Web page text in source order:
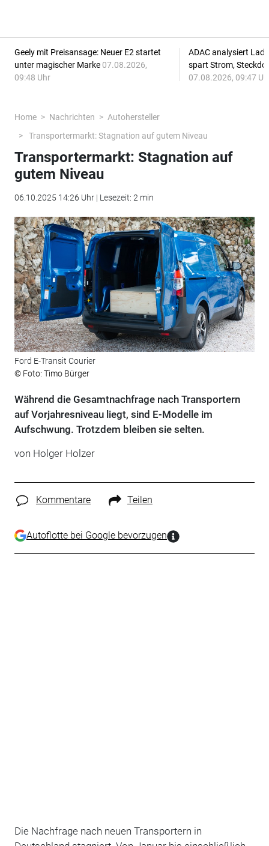
Geely mit Preisansage: Neuer E2 startet
unter magischer Marke 07.08.2026,
09:48 Uhr
ADAC analysiert
spart Strom,
07.08.2026, 09:47
Home Nachrichten
Autohersteller
Transportermarkt: Stagnation auf gutem Niveau
Transportermarkt: Stagnation auf
gutem Niveau
06.10.2025 14:26 Uhr | Lesezeit: 2 min
Ford E-Transit Courier
© Foto: Timo Bürger
Während die Gesamtnachfrage nach Transportern
auf Vorjahresniveau liegt, sind E-Modelle im
Aufschwung. Trotzdem bleiben sie selten.
von Holger Holzer
Kommentare Teilen
Autoflotte bei Google bevorzugen
Die Nachfrage nach neuen Transportern in